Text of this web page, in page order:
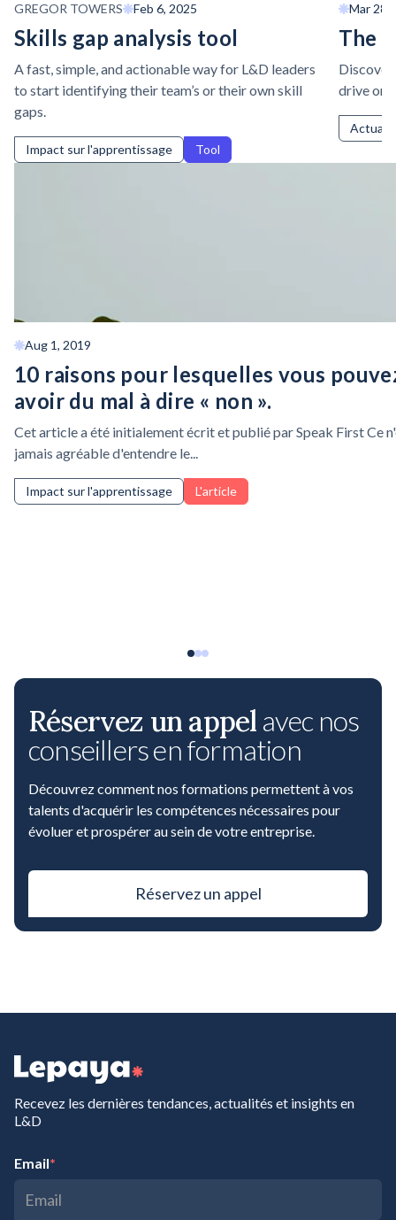
GREGOR TOWERS Feb 6, 2025
Skills gap analysis tool
A fast, simple, and actionable way for L&D leaders
to start identifying their team’s or their own skill
gaps.
Impact sur l'apprentissage Tool
Mar 28,
The
drive
Aug 1, 2019
10 raisons pour lesquelles vous
avoir du mal à dire « non ».
Cet article a été initialement écrit et publié par Speak First Ce
jamais agréable d'entendre le...
Impact sur l'apprentissage L'article
Réservez un appel avec nos
conseillers en formation
Découvrez comment nos formations permettent à vos
talents d'acquérir les compétences nécessaires pour
évoluer et prospérer au sein de votre entreprise.
Réservez un appel
Recevez les dernières tendances, actualités et insights en
L&D
Email*